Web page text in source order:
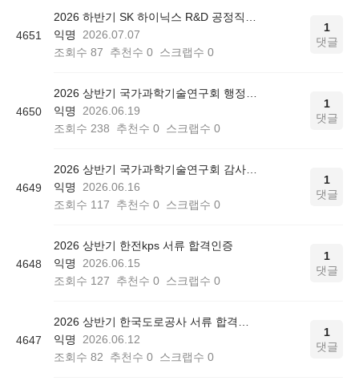
4651
익명
2026.07.07
조회수 87 추천수 0 스크랩수 0
1
댓글
4650
익명
2026.06.19
조회수 238 추천수 0 스크랩수 0
1
댓글
4649
익명
2026.06.16
조회수 117 추천수 0 스크랩수 0
1
댓글
4648
2026 상반기 한전kps 서류 합격인증
익명
2026.06.15
조회수 127 추천수 0 스크랩수 0
1
댓글
4647
익명
2026.06.12
조회수 82 추천수 0 스크랩수 0
1
댓글